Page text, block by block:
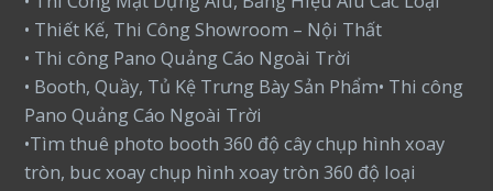
• Thiết Kế, Thi Công Showroom – Nội Thất
• Thi công Pano Quảng Cáo Ngoài Trời
• Booth, Quầy, Tủ Kệ Trưng Bày Sản Phẩm• Thi công
Pano Quảng Cáo Ngoài Trời
•Tìm thuê photo booth 360 độ cây chụp hình xoay
tròn, buc xoay chụp hình xoay tròn 360 độ loại